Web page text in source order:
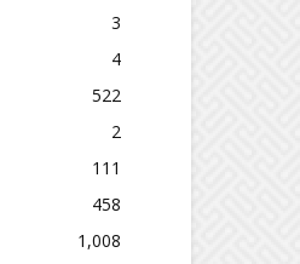
3
4
522
2
111
458
1,008